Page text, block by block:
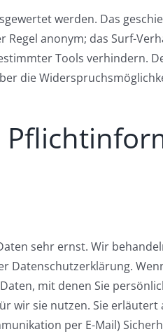
werden. Das
anonym; das Surf-
Tools verhindern.
die
sehr ernst. Wir
mit denen Sie
sie nutzen. Sie erläutert
per E-Mail)